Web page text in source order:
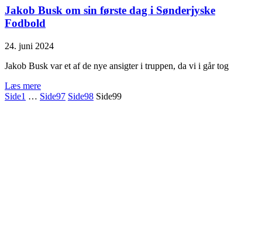
Jakob Busk om sin første dag i Sønderjyske
Fodbold
24. juni 2024
Jakob Busk var et af de nye ansigter i truppen, da vi i går tog
Læs mere
Side1 … Side97 Side98 Side99